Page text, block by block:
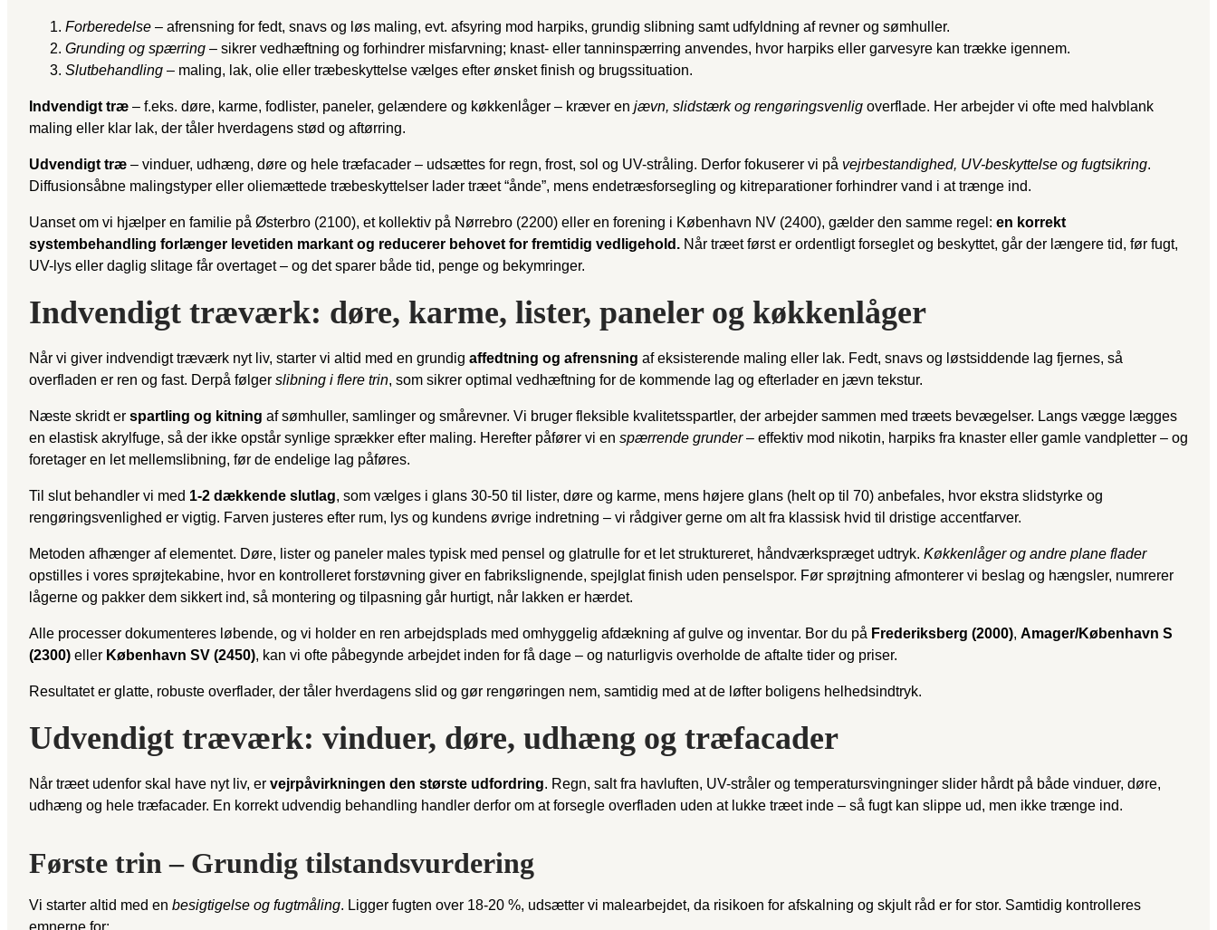
Forberedelse – afrensning for fedt, snavs og løs maling, evt. afsyring mod harpiks, grundig slibning samt udfyldning af revner og sømhuller.
Grunding og spærring – sikrer vedhæftning og forhindrer misfarvning; knast- eller tanninspærring anvendes, hvor harpiks eller garvesyre kan trække igennem.
Slutbehandling – mal­ing, lak, olie eller træbeskyttelse vælges efter ønsket finish og brugssituation.
Indvendigt træ – f.eks. døre, karme, fodlister, paneler, gelændere og køkkenlåger – kræver en jævn, slidstærk og rengøringsvenlig overflade. Her arbejder vi ofte med halvblank
maling eller klar lak, der tåler hverdagens stød og aftørring.
Udvendigt træ – vinduer, udhæng, døre og hele træfacader – udsættes for regn, frost, sol og UV-stråling. Derfor fokuserer vi på vejrbestandighed, UV-beskyttelse og fugtsikring.
Diffusionsåbne malingstyper eller oliemættede træbeskyttelser lader træet “ånde”, mens endetræsforsegling og kitreparationer forhindrer vand i at trænge ind.
Uanset om vi hjælper en familie på Østerbro (2100), et kollektiv på Nørrebro (2200) eller en forening i København NV (2400), gælder den samme regel: en korrekt
systembehandling forlænger levetiden markant og reducerer behovet for fremtidig vedligehold. Når træet først er ordentligt forseglet og beskyttet, går der længere tid, før fugt,
UV-lys eller daglig slitage får overtaget – og det sparer både tid, penge og bekymringer.
Indvendigt træværk: døre, karme, lister, paneler og køkkenlåger
Når vi giver indvendigt træværk nyt liv, starter vi altid med en grundig affedtning og afrensning af eksisterende maling eller lak. Fedt, snavs og løstsiddende lag fjernes, så
overfladen er ren og fast. Derpå følger slibning i flere trin, som sikrer optimal vedhæftning for de kommende lag og efterlader en jævn tekstur.
Næste skridt er spartling og kitning af sømhuller, samlinger og smårevner. Vi bruger fleksible kvalitetsspartler, der arbejder sammen med træets bevægelser. Langs vægge lægges
en elastisk akrylfuge, så der ikke opstår synlige sprækker efter maling. Herefter påfører vi en spærrende grunder– effektiv mod nikotin, harpiks fra knaster eller gamle vandpletter – og
foretager en let mellemslibning, før de endelige lag påføres.
Til slut behandler vi med 1-2 dækkende slutlag, som vælges i glans 30-50 til lister, døre og karme, mens højere glans (helt op til 70) anbefales, hvor ekstra slidstyrke og
rengøringsvenlighed er vigtig. Farven justeres efter rum, lys og kundens øvrige indretning – vi rådgiver gerne om alt fra klassisk hvid til dristige accentfarver.
Metoden afhænger af elementet. Døre, lister og paneler males typisk med pensel og glatrulle for et let struktureret, håndværkspræget udtryk. Køkkenlåger og andre plane flader
opstilles i vores sprøjtekabine, hvor en kontrolleret forstøvning giver en fabriks­lignende, spejlglat finish uden penselspor. Før sprøjtning afmonterer vi beslag og hængsler, numrerer
lågerne og pakker dem sikkert ind, så montering og tilpasning går hurtigt, når lakken er hærdet.
Alle processer dokumenteres løbende, og vi holder en ren arbejdsplads med omhyggelig afdækning af gulve og inventar. Bor du på Frederiksberg (2000), Amager/København S
(2300) eller København SV (2450), kan vi ofte påbegynde arbejdet inden for få dage – og naturligvis overholde de aftalte tider og priser.
Resultatet er glatte, robuste overflader, der tåler hverdagens slid og gør rengøringen nem, samtidig med at de løfter boligens helhedsindtryk.
Udvendigt træværk: vinduer, døre, udhæng og træfacader
Når træet udenfor skal have nyt liv, er vejrpåvirkningen den største udfordring. Regn, salt fra havluften, UV-stråler og temperatursvingninger slider hårdt på både vinduer, døre,
udhæng og hele træfacader. En korrekt udvendig behandling handler derfor om at forsegle overfladen uden at lukke træet inde – så fugt kan slippe ud, men ikke trænge ind.
Første trin – Grundig tilstands­vurdering
Vi starter altid med en besigtigelse og fugtmåling. Ligger fugten over 18-20 %, udsætter vi malearbejdet, da risikoen for afskalning og skjult råd er for stor. Samtidig kontrolleres
emnerne for: